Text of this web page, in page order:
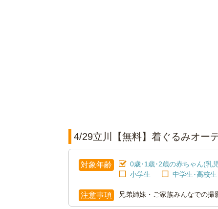
4/29立川【無料】着ぐるみオー
対象年齢 0歳･1歳･2歳の赤ちゃん(乳
小学生
中学生･高校生
注意事項 兄弟姉妹・ご家族みんなでの撮